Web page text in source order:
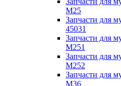
M25
Запчасти для
45031
Запчасти для
M251
Запчасти для
M252
Запчасти для
M36